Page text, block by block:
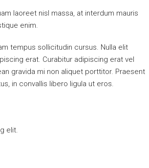
laoreet nisl massa, at interdum mauris
enim.
tempus sollicitudin cursus. Nulla elit
erat. Curabitur adipiscing erat vel
gravida mi non aliquet porttitor. Praesent
in convallis libero ligula ut eros.
elit.